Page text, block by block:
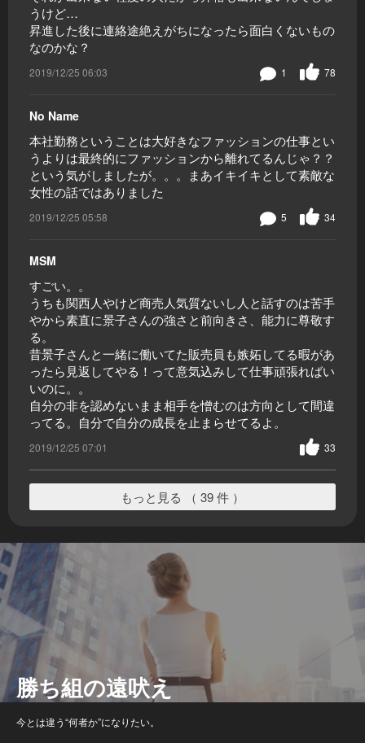
うけど…
昇進した後に連絡途絶えがちになったら面白くないもの
なのかな？
2019/12/25 06:03 78
1
No Name
本社勤務ということは大好きなファッションの仕事とい
うよりは最終的にファッションから離れてるんじゃ？？
という気がしましたが。。。まあイキイキとして素敵な
女性の話ではありました
2019/12/25 05:58 34
5
MSM
すごい。。
うちも関西人やけど商売人気質ないし人と話すのは苦手
やから素直に景子さんの強さと前向きさ、能力に尊敬す
る。
昔景子さんと一緒に働いてた販売員も嫉妬してる暇があ
ったら見返してやる！って意気込みして仕事頑張ればい
いのに。。
自分の非を認めないまま相手を憎むのは方向として間違
ってる。自分で自分の成長を止まらせてるよ。
2019/12/25 07:01 33
もっと見る （ 39 件 ）
勝ち組の遠吠え
今とは違う“何者か”になりたい。